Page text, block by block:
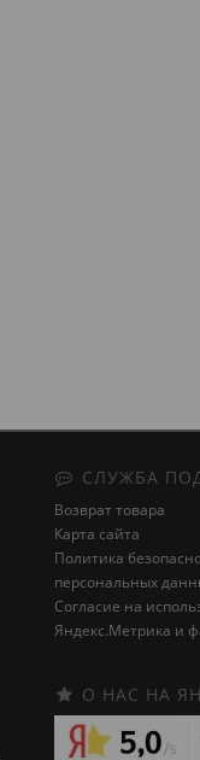
СЛУЖБА
Возврат товара
Карта сайта
Политика
персональных
Cогласие на
Яндекс.Метрика и
О НАС НА